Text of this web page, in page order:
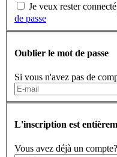
Je veux rester connecté
de passe
Oublier le mot de passe
Si vous n'avez pas de
L'inscription est
Vous avez déjà un compte?